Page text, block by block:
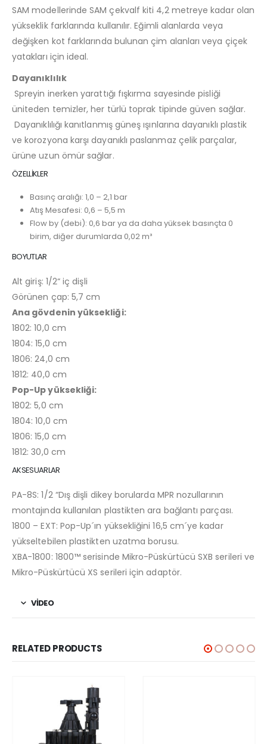
SAM modellerinde SAM çekvalf kiti 4,2 metreye kadar olan
yükseklik farklarında kullanılır. Eğimli alanlarda veya
değişken kot farklarında bulunan çim alanları veya çiçek
yatakları için ideal.
Dayanıklılık
Spreyin inerken yarattığı fışkırma sayesinde pisliği
üniteden temizler, her türlü toprak tipinde güven sağlar.
Dayanıklılığı kanıtlanmış güneş ışınlarına dayanıklı plastik
ve korozyona karşı dayanıklı paslanmaz çelik parçalar,
ürüne uzun ömür sağlar.
ÖZELLİKLER
Basınç aralığı: 1,0 – 2,1 bar
Atış Mesafesi: 0,6 – 5,5 m
Flow by (debi): 0,6 bar ya da daha yüksek basınçta 0
birim, diğer durumlarda 0,02 m³
BOYUTLAR
Alt giriş: 1/2“ iç dişli
Görünen çap: 5,7 cm
Ana gövdenin yüksekliği:
1802: 10,0 cm
1804: 15,0 cm
1806: 24,0 cm
1812: 40,0 cm
Pop-Up yüksekliği:
1802: 5,0 cm
1804: 10,0 cm
1806: 15,0 cm
1812: 30,0 cm
AKSESUARLAR
PA-8S: 1/2 “Dış dişli dikey borularda MPR nozullarının
montajında kullanılan plastikten ara bağlantı parçası.
1800 – EXT: Pop-Up´ın yüksekliğini 16,5 cm´ye kadar
yükseltebilen plastikten uzatma borusu.
XBA-1800: 1800™ serisinde Mikro-Püskürtücü SXB serileri ve
Mikro-Püskürtücü XS serileri için adaptör.
VİDEO
RELATED PRODUCTS